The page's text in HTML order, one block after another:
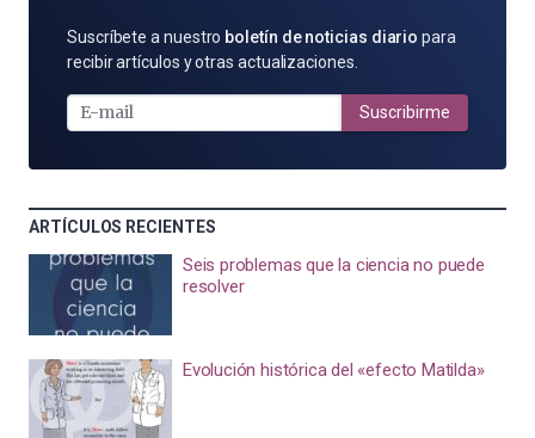
SUSCRÍBETE
POR
MAIL
Suscríbete a nuestro boletín de noticias diario para
recibir artículos y otras actualizaciones.
Suscribirme
ARTÍCULOS RECIENTES
Seis problemas que la ciencia no puede
resolver
Evolución histórica del «efecto Matilda»